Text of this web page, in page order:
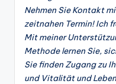
Nehmen Sie Kontakt
zeitnahen Termin! Ich
Mit meiner
Methode lernen Sie,
Sie finden Zugang zu
und Vitalität und